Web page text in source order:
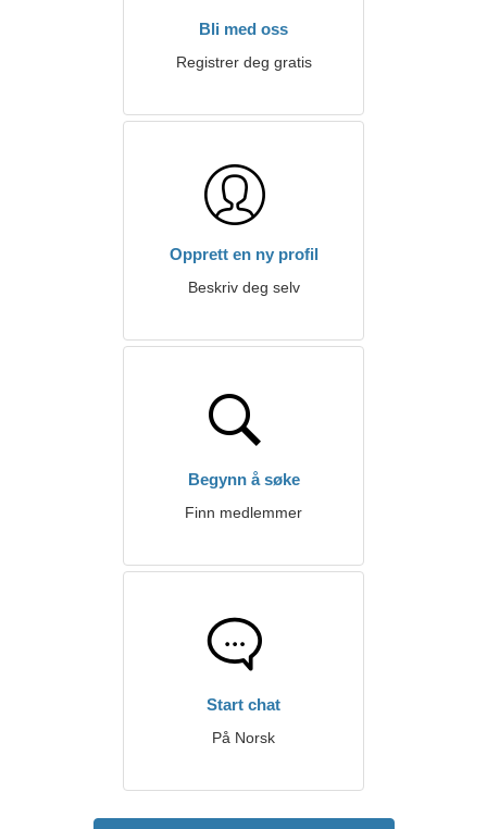
Bli med oss
Registrer deg gratis
Opprett en ny profil
Beskriv deg selv
Begynn å søke
Finn medlemmer
Start chat
På Norsk